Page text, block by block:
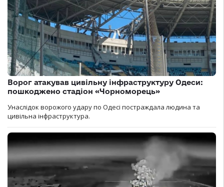
Ворог атакував цивільну інфраструктуру Одеси:
пошкоджено стадіон «Чорноморець»
Унаслідок ворожого удару по Одесі постраждала людина та
цивільна інфраструктура.